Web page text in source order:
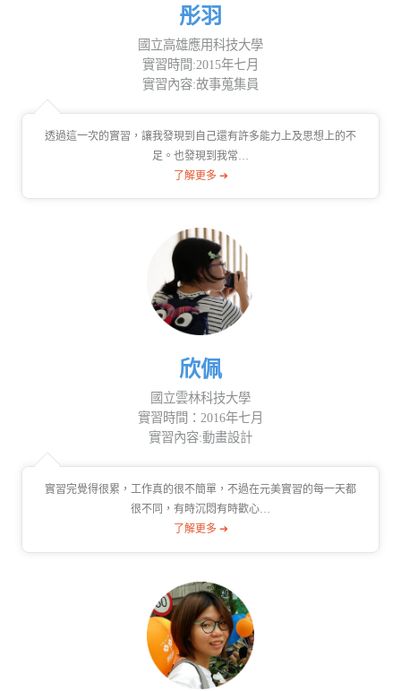
彤羽
國立高雄應用科技大學
實習時間:2015年七月
實習內容:故事蒐集員
透過這一次的實習，讓我發現到自己還有許多能力上及思想上的不
足。也發現到我常…
了解更多 ➔
欣佩
國立雲林科技大學
實習時間：2016年七月
實習內容:動畫設計
實習完覺得很累，工作真的很不簡單，不過在元美實習的每一天都
很不同，有時沉悶有時歡心…
了解更多 ➔